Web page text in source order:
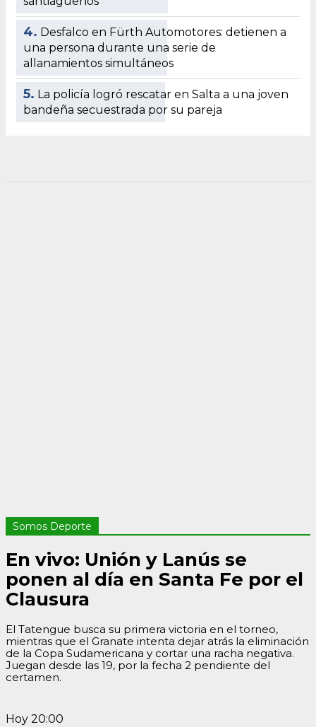
4. Desfalco en Fürth Automotores: detienen a
una persona durante una serie de
allanamientos simultáneos
5. La policía logró rescatar en Salta a una joven
bandeña secuestrada por su pareja